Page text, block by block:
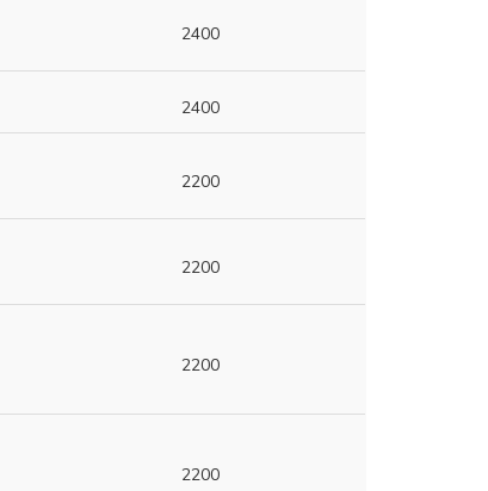
2400
2400
2200
2200
2200
2200